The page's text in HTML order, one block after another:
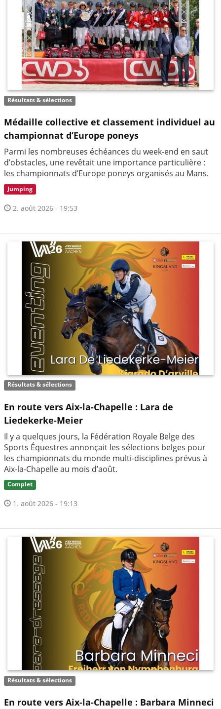
Résultats & sélections
Médaille collective et classement individuel au
championnat d’Europe poneys
Parmi les nombreuses échéances du week-end en saut
d’obstacles, une revêtait une importance particulière :
les championnats d’Europe poneys organisés au Mans.
Jumping
2. août 2026 - 19:53
Résultats & sélections
En route vers Aix-la-Chapelle : Lara de
Liedekerke-Meier
Il y a quelques jours, la Fédération Royale Belge des
Sports Équestres annonçait les sélections belges pour
les championnats du monde multi-disciplines prévus à
Aix-la-Chapelle au mois d’août.
Complet
1. août 2026 - 19:13
Résultats & sélections
En route vers Aix-la-Chapelle : Barbara Minneci